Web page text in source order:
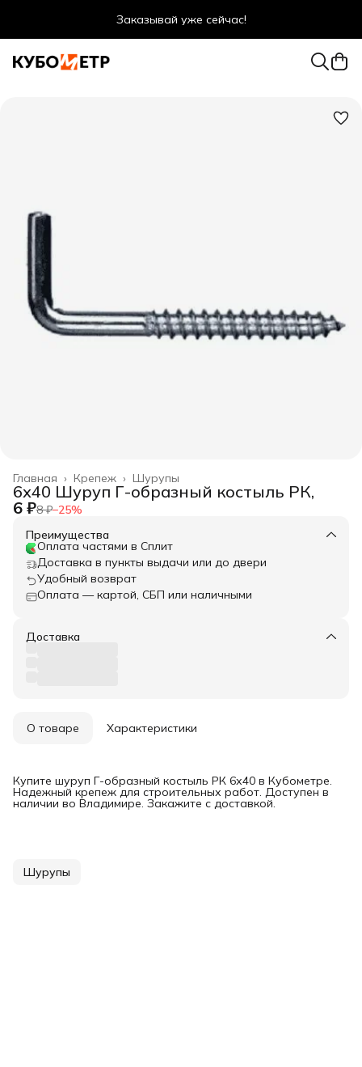
Заказывай уже сейчас!
Оптовые цены даже для физ. лиц
Шурупы
Крепеж ›
Главная ›
6х40 Шуруп Г-образный костыль РК,
6 ₽8 ₽−25%
Преимущества
Оплата частями в Сплит
Доставка в пункты выдачи или до двери
Удобный возврат
Оплата — картой, СБП или наличными
Доставка
О товаре Характеристики
Купите шуруп Г-образный костыль РК 6х40 в Кубометре.
Надежный крепеж для строительных работ. Доступен в
наличии во Владимире. Закажите с доставкой.
Шурупы